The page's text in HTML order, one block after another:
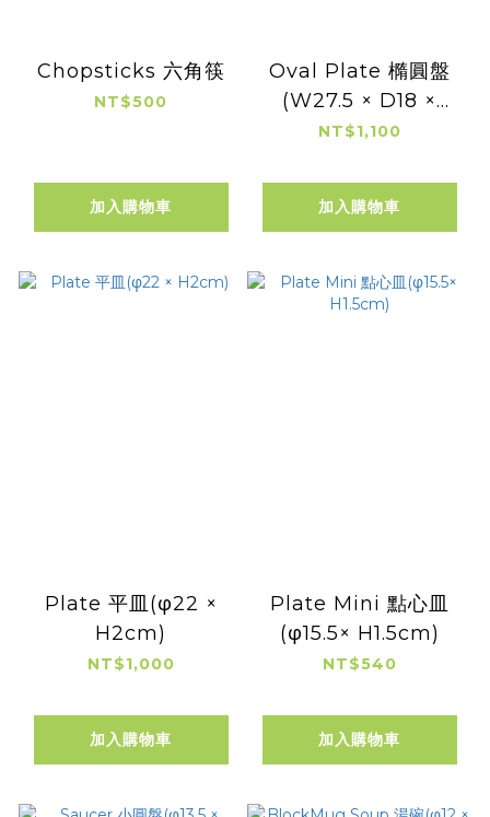
Chopsticks 六角筷
NT$500
加入購物車
Oval Plate 橢圓盤
(W27.5 × D18 ×
H3.5cm 容量：
NT$1,100
加入購物車
Plate 平皿(φ22 ×
H2cm)
NT$1,000
加入購物車
Plate Mini 點心皿
(φ15.5× H1.5cm)
NT$540
加入購物車